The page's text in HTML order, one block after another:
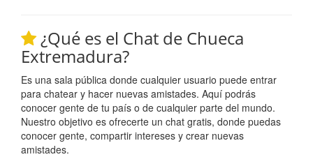
¿Qué es el Chat de Chueca
Extremadura?
Es una sala pública donde cualquier usuario puede entrar
para chatear y hacer nuevas amistades. Aquí podrás
conocer gente de tu país o de cualquier parte del mundo.
Nuestro objetivo es ofrecerte un chat gratis, donde puedas
conocer gente, compartir intereses y crear nuevas
amistades.